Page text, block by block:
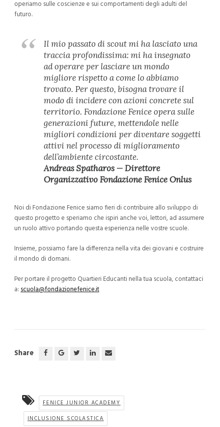
operiamo sulle coscienze e sui comportamenti degli adulti del
futuro.
Il mio passato di scout mi ha lasciato una
traccia profondissima: mi ha insegnato
ad operare per lasciare un mondo
migliore rispetto a come lo abbiamo
trovato. Per questo, bisogna trovare il
modo di incidere con azioni concrete sul
territorio. Fondazione Fenice opera sulle
generazioni future, mettendole nelle
migliori condizioni per diventare soggetti
attivi nel processo di miglioramento
dell’ambiente circostante.
Andreas Spatharos — Direttore
Organizzativo Fondazione Fenice Onlus
Noi di Fondazione Fenice siamo fieri di contribuire allo sviluppo di
questo progetto e speriamo che ispiri anche voi, lettori, ad assumere
un ruolo attivo portando questa esperienza nelle vostre scuole.
Insieme, possiamo fare la differenza nella vita dei giovani e costruire
il mondo di domani.
Per portare il progetto Quartieri Educanti nella tua scuola, contattaci
a:scuola@fondazionefenice.it
Share
FENICE JUNIOR ACADEMY
INCLUSIONE SCOLASTICA